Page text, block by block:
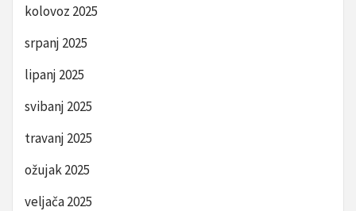
kolovoz 2025
srpanj 2025
lipanj 2025
svibanj 2025
travanj 2025
ožujak 2025
veljača 2025